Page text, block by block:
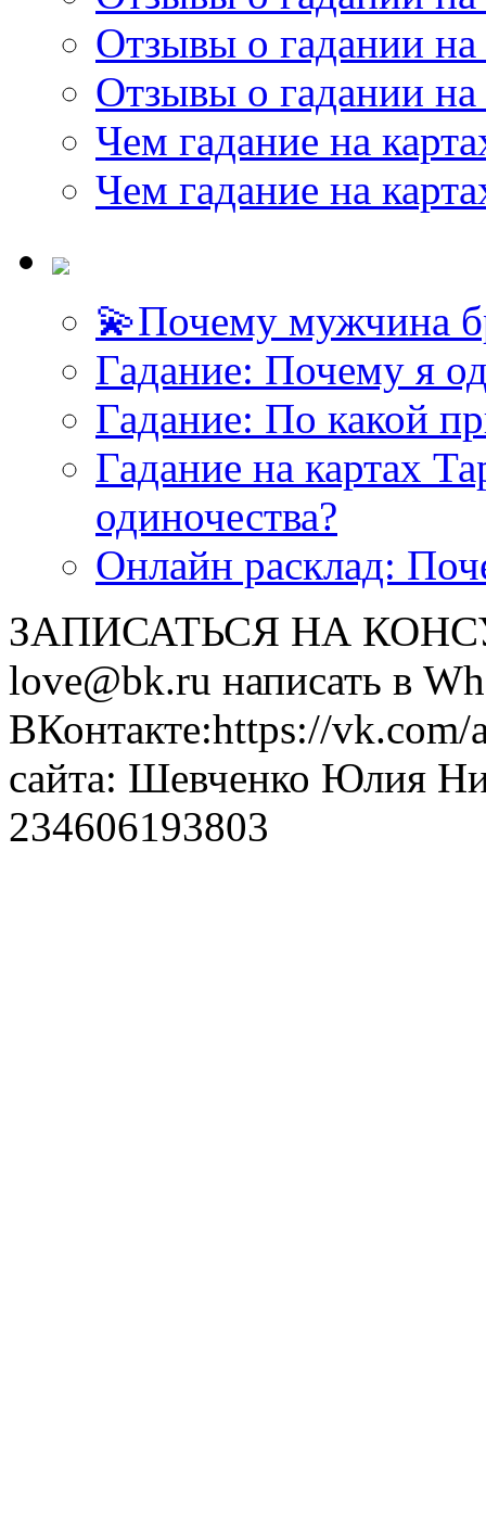
Отзывы о гадании на
Отзывы о гадании на
Чем гадание на
Чем гадание на
💫Почему мужчина
Гадание: Почему я
Гадание: По какой
Гадание на картах
одиночества?
Онлайн расклад:
ЗАПИСАТЬСЯ НА
love@bk.ru написать в
ВКонтакте:https://
сайта: Шевченко Юлия
234606193803